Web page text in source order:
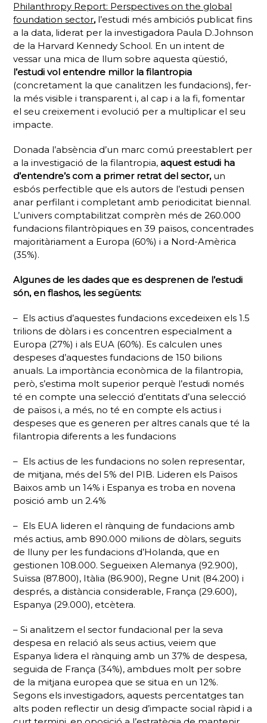
Philanthropy Report: Perspectives on the global
foundation sector, l’estudi més ambiciós publicat fins
a la data, liderat per la investigadora Paula D.Johnson
de la Harvard Kennedy School. En un intent de
vessar una mica de llum sobre aquesta qüestió,
l’estudi vol entendre millor la filantropia
(concretament la que canalitzen les fundacions), fer-
la més visible i transparent i, al cap i a la fi, fomentar
el seu creixement i evolució per a multiplicar el seu
impacte.
Donada l’absència d’un marc comú preestablert per
a la investigació de la filantropia, aquest estudi ha
d’entendre’s com a primer retrat del sector,un
esbós perfectible que els autors de l’estudi pensen
anar perfilant i completant amb periodicitat biennal.
L’univers comptabilitzat comprèn més de 260.000
fundacions filantròpiques en 39 països, concentrades
majoritàriament a Europa (60%) i a Nord-Amèrica
(35%).
Algunes de les dades que es desprenen de l’estudi
són, enflashos, les següents:
– Els actius d’aquestes fundacions excedeixen els 1.5
trilions de dòlars i es concentren especialment a
Europa (27%) i als EUA (60%). Es calculen unes
despeses d’aquestes fundacions de 150 bilions
anuals. La importància econòmica de la filantropia,
però, s’estima molt superior perquè l’estudi només
té en compte una selecció d’entitats d’una selecció
de països i, a més, no té en compte els actius i
despeses que es generen per altres canals que té la
filantropia diferents a les fundacions
– Els actius de les fundacions no solen representar,
de mitjana, més del 5% del PIB. Lideren els Països
Baixos amb un 14% i Espanya es troba en novena
posició amb un 2.4%
– Els EUA lideren el rànquing de fundacions amb
més actius, amb 890.000 milions de dòlars, seguits
de lluny per les fundacions d’Holanda, que en
gestionen 108.000. Segueixen Alemanya (92.900),
Suïssa (87.800), Itàlia (86.900), Regne Unit (84.200) i
després, a distància considerable, França (29.600),
Espanya (29.000), etcètera.
– Si analitzem el sector fundacional per la seva
despesa en relació als seus actius, veiem que
Espanya lidera el rànquing amb un 37% de despesa,
seguida de França (34%), ambdues molt per sobre
de la mitjana europea que se situa en un 12%.
Segons els investigadors, aquests percentatges tan
alts poden reflectir un desig d’impacte social ràpid i a